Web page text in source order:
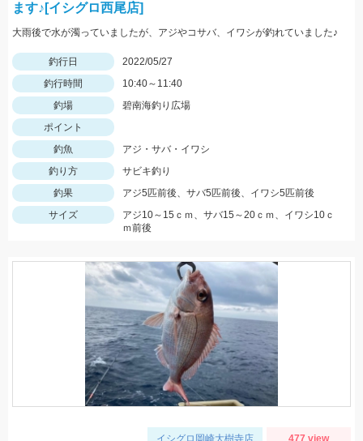
ます♪[イシグロ西尾店]
大雨後で水が濁っていましたが、アジやコサバ、イワシが釣れていました♪
釣行日
2022/05/27
釣行時間
10:40～11:40
釣場
碧南海釣り広場
ポイント
釣魚
アジ・サバ・イワシ
釣り方
サビキ釣り
釣果
アジ5匹前後、サバ5匹前後、イワシ5匹前後
サイズ
アジ10～15ｃｍ、サバ15～20ｃｍ、イワシ10ｃ
ｍ前後
イシグロ岡崎大樹寺店 477 view